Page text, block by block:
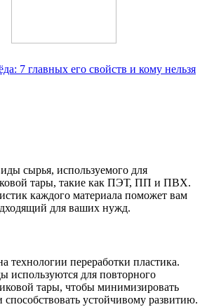
7 главных его свойств и кому нельзя
сырья, используемого для
тары, такие как ПЭТ, ПП и ПВХ.
каждого материала поможет вам
для ваших нужд.
технологии переработки пластика.
используются для повторного
тары, чтобы минимизировать
способствовать устойчивому развитию.